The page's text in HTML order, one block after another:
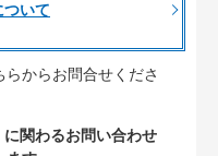
いて
からお問合せくださ
関わるお問い合わせ